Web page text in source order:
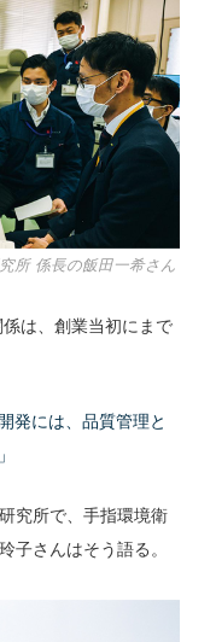
所 係長の飯田一希さん
は、創業当初にまで
発には、品質管理と
究所で、手指環境衛
子さんはそう語る。